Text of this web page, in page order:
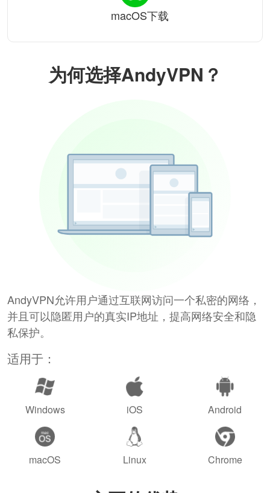
为何选择AndyVPN？
AndyVPN允许用户通过互联网访问一个私密的网络，
并且可以隐匿用户的真实IP地址，提高网络安全和隐
私保护。
适用于：
Windows iOS Android
macOS Linux Chrome
macOS下载